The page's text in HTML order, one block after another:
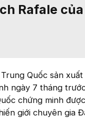
Rafale
Quốc sản
ngày 7 tháng
chứng minh
giới chuyên gia